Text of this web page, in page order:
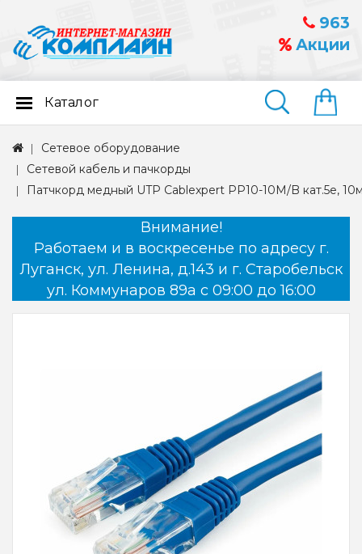
963
Акции
Найти
Каталог
Сетевое оборудование
Сетевой кабель и пачкорды
Патчкорд медный UTP Cablexpert PP10-10M/B кат.5e,
Внимание!
Работаем и в воскресенье по адресу г.
Луганск, ул. Ленина, д.143 и г. Старобельск
ул. Коммунаров 89а с 09:00 до 16:00